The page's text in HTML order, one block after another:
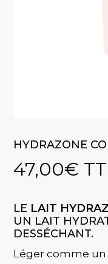
HYDRAZONE
47,00€
LE LAIT
UN LAIT
DESSÉCHANT.
Léger comme